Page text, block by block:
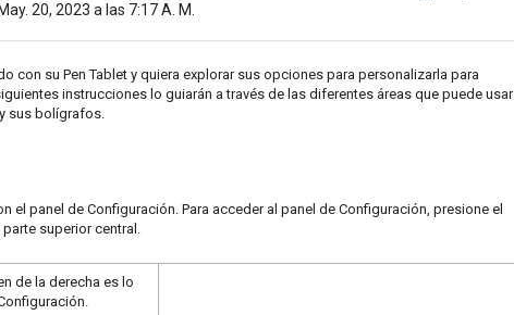
20, 2023 a las 7:17 A. M.
con su Pen Tablet y quiera explorar sus opciones para personalizarla para
instrucciones lo guiarán a través de las diferentes áreas que puede usar
sus bolígrafos.
el panel de Configuración. Para acceder al panel de Configuración, presione el
superior central.
de la derecha es lo